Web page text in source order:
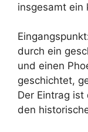
insgesamt ein
durch ein
und einen
geschichtet,
Der Eintrag
den